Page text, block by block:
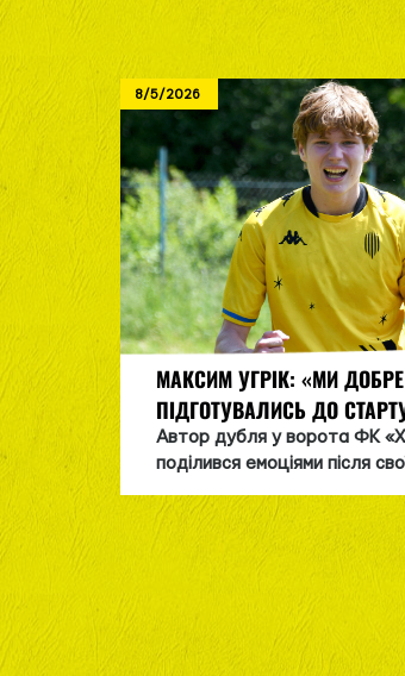
8/5/2026
МАКСИМ УГРІК: «МИ ДОБРЕ
ПІДГОТУВАЛИСЬ ДО
Автор дубля у ворота ФК
поділився емоціями після